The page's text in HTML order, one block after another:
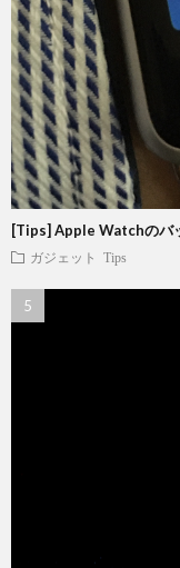
[Tips] Apple Watchのバ
ガジェット Tips